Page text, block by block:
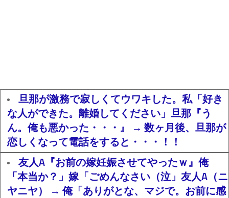
旦那が激務で寂しくてウワキした。私「好き
な人ができた。離婚してください」旦那『う
ん。俺も悪かった・・・』 → 数ヶ月後、旦那が
恋しくなって電話をすると・・・！！
友人A『お前の嫁妊娠させてやったｗ』俺
「本当か？」嫁「ごめんなさい（泣」友人A（ニ
ヤニヤ） → 俺「ありがとな、マジで。お前に感